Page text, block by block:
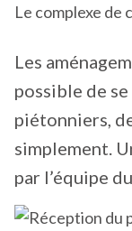
Le complexe de
Les
possible de
piétonniers,
simplement.
par l’équipe